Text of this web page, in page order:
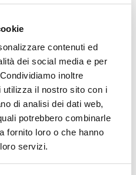
contenuti ed
dei social media e per
inoltre
utilizza il nostro sito con i
di analisi dei dati web,
potrebbero combinarle
fornito loro o che hanno
servizi.
Gedda (Fusta Editore,
e fotografie che raccontano
tra festival, città e palchi
17